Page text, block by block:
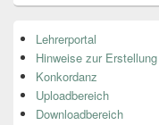
Seitenleisten
Widget-
Bereich
Lehrerportal
Hinweise zur
Konkordanz
Uploadbereich
Downloadbereich